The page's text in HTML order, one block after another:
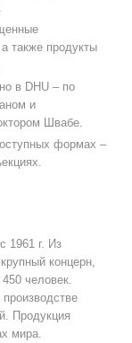
также продукты
в DHU – по
и
Швабе.
формах –
1961 г. Из
концерн,
человек.
Продукция
мира.